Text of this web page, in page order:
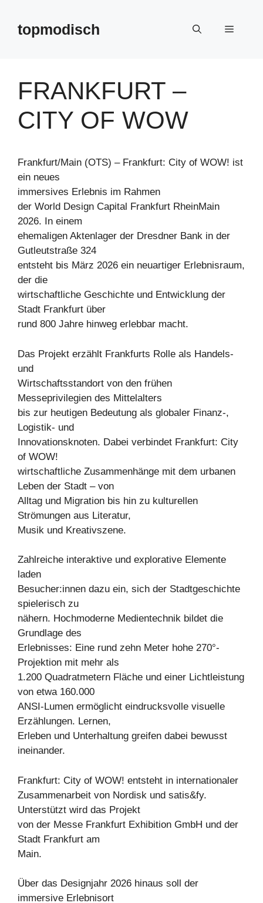
springentopmodisch Menü
FRANKFURT –
CITY OF WOW
Frankfurt/Main (OTS) – Frankfurt: City of WOW! ist
ein neues
immersives Erlebnis im Rahmen
der World Design Capital Frankfurt RheinMain
2026. In einem
ehemaligen Aktenlager der Dresdner Bank in der
Gutleutstraße 324
entsteht bis März 2026 ein neuartiger Erlebnisraum,
der die
wirtschaftliche Geschichte und Entwicklung der
Stadt Frankfurt über
rund 800 Jahre hinweg erlebbar macht.
Das Projekt erzählt Frankfurts Rolle als Handels-
und
Wirtschaftsstandort von den frühen
Messeprivilegien des Mittelalters
bis zur heutigen Bedeutung als globaler Finanz-,
Logistik- und
Innovationsknoten. Dabei verbindet Frankfurt: City
of WOW!
wirtschaftliche Zusammenhänge mit dem urbanen
Leben der Stadt – von
Alltag und Migration bis hin zu kulturellen
Strömungen aus Literatur,
Musik und Kreativszene.
Zahlreiche interaktive und explorative Elemente
laden
Besucher:innen dazu ein, sich der Stadtgeschichte
spielerisch zu
nähern. Hochmoderne Medientechnik bildet die
Grundlage des
Erlebnisses: Eine rund zehn Meter hohe 270°-
Projektion mit mehr als
1.200 Quadratmetern Fläche und einer Lichtleistung
von etwa 160.000
ANSI-Lumen ermöglicht eindrucksvolle visuelle
Erzählungen. Lernen,
Erleben und Unterhaltung greifen dabei bewusst
ineinander.
Frankfurt: City of WOW! entsteht in internationaler
Zusammenarbeit von Nordisk und satis&fy.
Unterstützt wird das Projekt
von der Messe Frankfurt Exhibition GmbH und der
Stadt Frankfurt am
Main.
Über das Designjahr 2026 hinaus soll der
immersive Erlebnisort